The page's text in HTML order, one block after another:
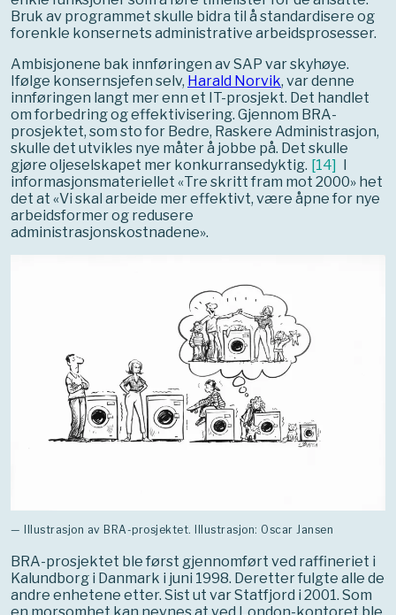
Bruk av programmet skulle bidra til å standardisere og
forenkle konsernets administrative arbeidsprosesser.
Ambisjonene bak innføringen av SAP var skyhøye.
Ifølge konsernsjefen selv, Harald Norvik, var denne
innføringen langt mer enn et IT-prosjekt. Det handlet
om forbedring og effektivisering. Gjennom BRA-
prosjektet, som sto for Bedre, Raskere Administrasjon,
skulle det utvikles nye måter å jobbe på. Det skulle
gjøre oljeselskapet mer konkurransedyktig. [14] I
informasjonsmateriellet «Tre skritt fram mot 2000» het
det at «Vi skal arbeide mer effektivt, være åpne for nye
arbeidsformer og redusere
administrasjonskostnadene».
— Illustrasjon av BRA-prosjektet. Illustrasjon: Oscar Jansen
BRA-prosjektet ble først gjennomført ved raffineriet i
Kalundborg i Danmark i juni 1998. Deretter fulgte alle de
andre enhetene etter. Sist ut var Statfjord i 2001. Som